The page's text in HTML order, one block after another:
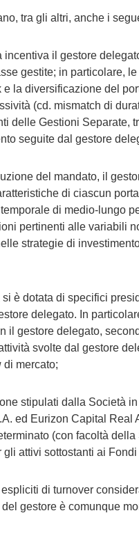
tra gli altri, anche i
incentiva il gestore
gestite; in particolare,
la diversificazione del
(cd. mismatch di
delle Gestioni
seguite dal gestore
del mandato, il
di ciascun
di medio-lungo
pertinenti alle variabili
strategie di
è dotata di specifici
delegato. In
il gestore delegato,
svolte dal gestore
mercato;
stipulati dalla Società
ed Eurizon Capital
(con facoltà
gli attivi sottostanti ai
espliciti di turnover
gestore è comunque